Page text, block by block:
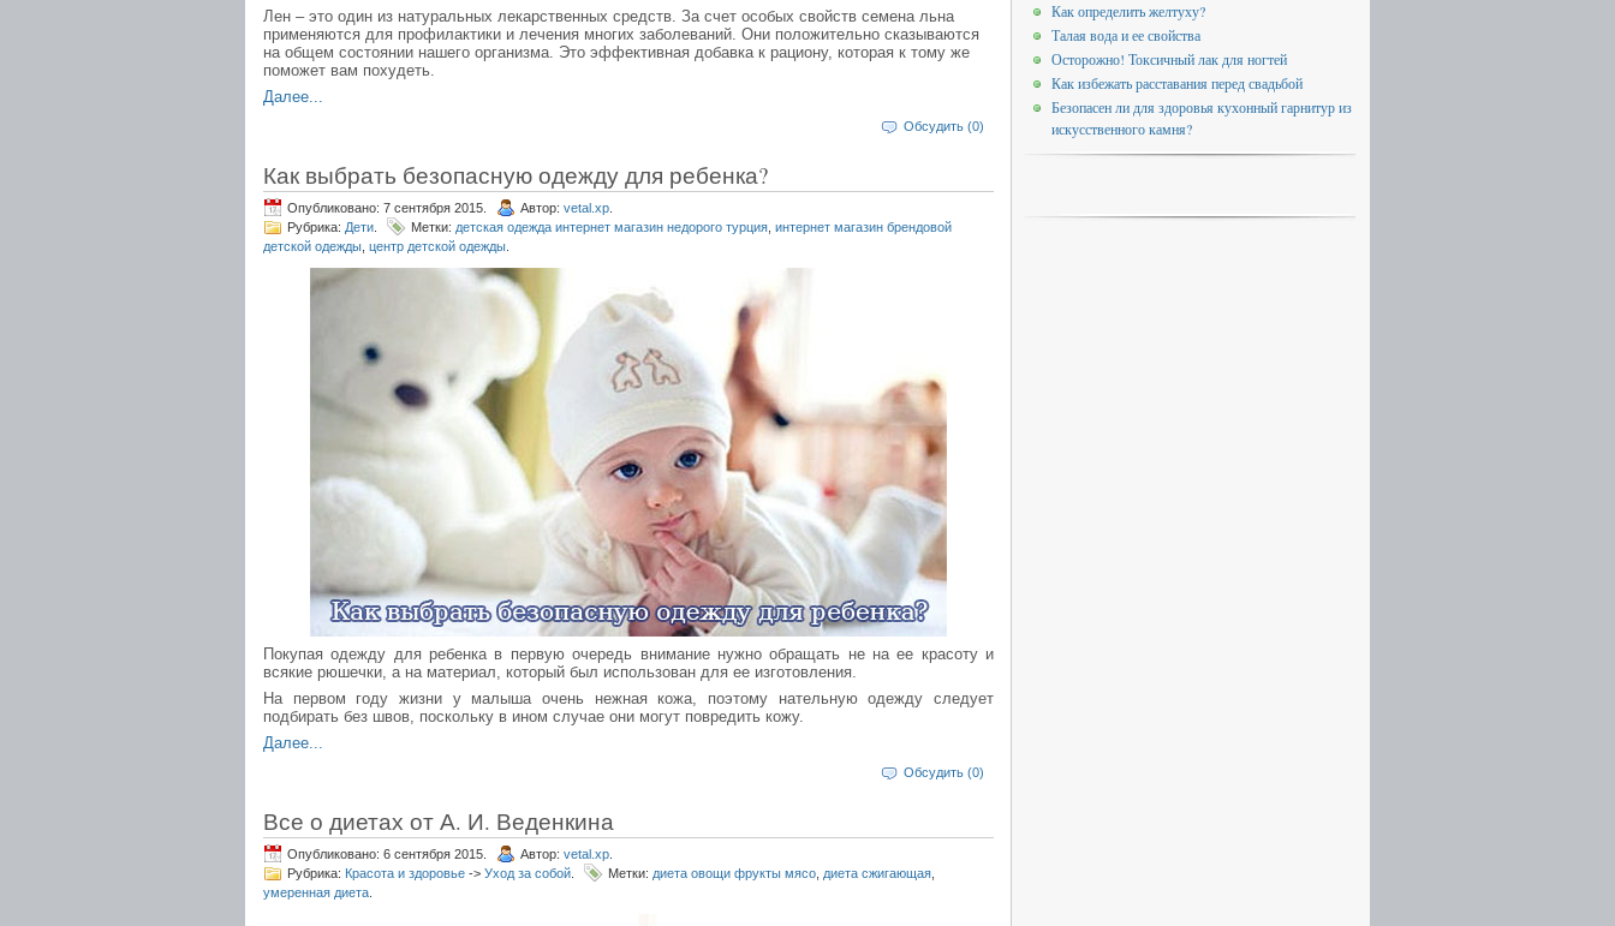
Лен – это один из натуральных лекарственных средств. За счет особых свойств семена льна
применяются для профилактики и лечения многих заболеваний. Они положительно сказываются
на общем состоянии нашего организма. Это эффективная добавка к рациону, которая к тому же
поможет вам похудеть.
Далее...
Обсудить (0)
Как выбрать безопасную одежду для ребенка?
Опубликовано: 7 сентября 2015. Автор: vetal.xp
Рубрика: Дети Метки: детская одежда интернет магазин недорого турция интернет магазин брендовой
детской одежды центр детской одежды
Покупая одежду для ребенка в первую очередь внимание нужно обращать не на ее красоту и
всякие рюшечки, а на материал, который был использован для ее изготовления.
На первом году жизни у малыша очень нежная кожа, поэтому нательную одежду следует
подбирать без швов, поскольку в ином случае они могут повредить кожу.
Далее...
Обсудить (0)
Все о диетах от А. И. Веденкина
Опубликовано: 6 сентября 2015. Автор: vetal.xp
Рубрика: Красота и здоровье -> Уход за собой Метки: диета овощи фрукты мясо диета сжигающая
умеренная диета
Как определить желтуху?
Талая вода и ее свойства
Осторожно! Токсичный лак для ногтей
Как избежать расставания перед свадьбой
Безопасен ли для здоровья кухонный гарнитур из
искусственного камня?